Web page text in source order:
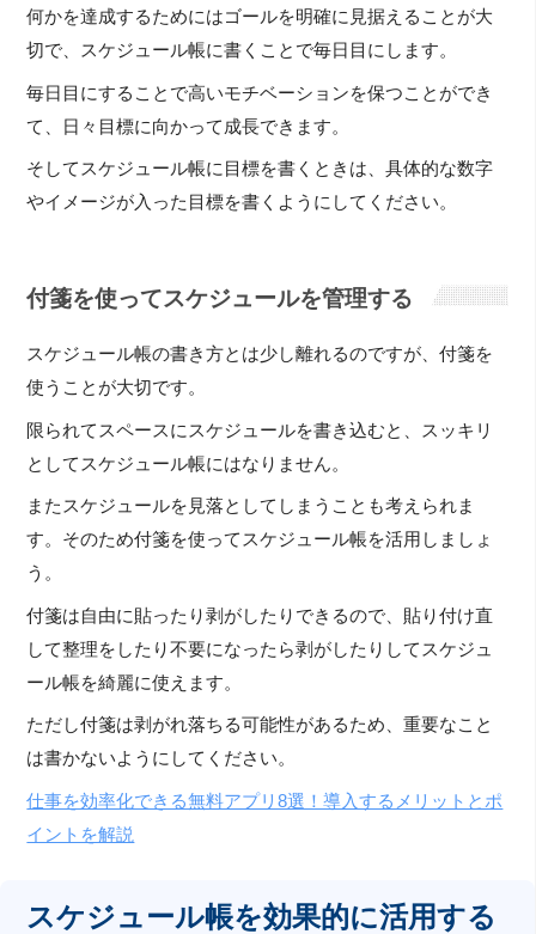
何かを達成するためにはゴールを明確に見据えることが大
切で、スケジュール帳に書くことで毎日目にします。
毎日目にすることで高いモチベーションを保つことができ
て、日々目標に向かって成長できます。
そしてスケジュール帳に目標を書くときは、具体的な数字
やイメージが入った目標を書くようにしてください。
付箋を使ってスケジュールを管理する
スケジュール帳の書き方とは少し離れるのですが、付箋を
使うことが大切です。
限られてスペースにスケジュールを書き込むと、スッキリ
としてスケジュール帳にはなりません。
またスケジュールを見落としてしまうことも考えられま
す。そのため付箋を使ってスケジュール帳を活用しましょ
う。
付箋は自由に貼ったり剥がしたりできるので、貼り付け直
して整理をしたり不要になったら剥がしたりしてスケジュ
ール帳を綺麗に使えます。
ただし付箋は剥がれ落ちる可能性があるため、重要なこと
は書かないようにしてください。
仕事を効率化できる無料アプリ8選！導入するメリットとポ
イントを解説
スケジュール帳を効果的に活用する